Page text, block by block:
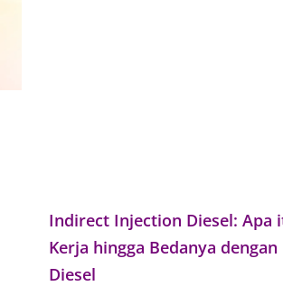
Indirect Injection Diesel: Apa
Kerja hingga Bedanya
Diesel